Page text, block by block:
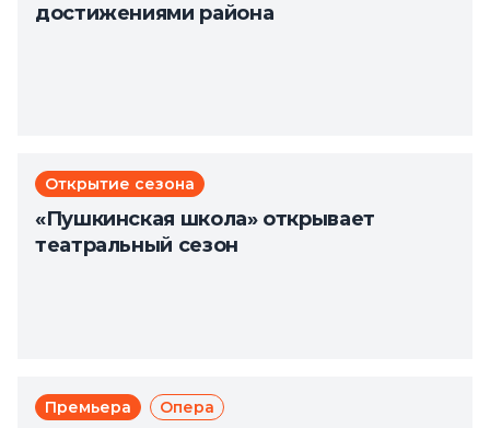
достижениями района
Открытие сезона
«Пушкинская школа» открывает
театральный сезон
Премьера Опера